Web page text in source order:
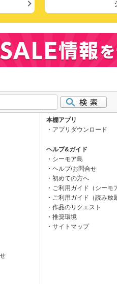
本棚アプリ
アプリダウンロード
ヘルプ&ガイド
シーモア島
ヘルプ/お問合せ
初めての方へ
ご利用ガイド（シーモ
ご利用ガイド（読み放
作品のリクエスト
推奨環境
サイトマップ